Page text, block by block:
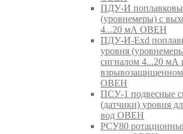
ПДУ-И
(уровнемеры) с
4...20 мА ОВЕН
ПДУ-И-Exd
уровня
сигналом 4...20 мА
ОВЕН
ПСУ-1 подвесные
(датчики) уровня
вод ОВЕН
РСУ80